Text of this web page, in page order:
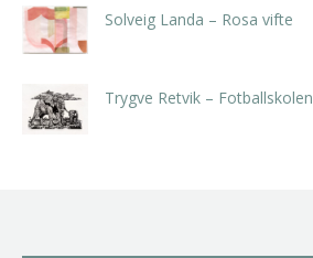
Solveig Landa – Rosa vifte
Trygve Retvik – Fotballskolen